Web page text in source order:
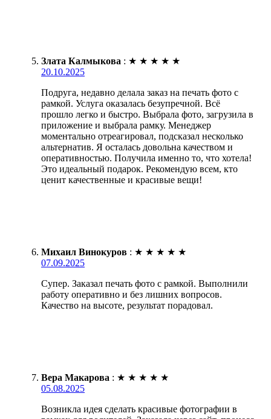
Злата Калмыкова : ★ ★ ★ ★ ★
20.10.2025
Подруга, недавно делала заказ на печать фото с
рамкой. Услуга оказалась безупречной. Всё
прошло легко и быстро. Выбрала фото, загрузила в
приложение и выбрала рамку. Менеджер
моментально отреагировал, подсказал несколько
альтернатив. Я осталась довольна качеством и
оперативностью. Получила именно то, что хотела!
Это идеальный подарок. Рекомендую всем, кто
ценит качественные и красивые вещи!
Михаил Винокуров : ★ ★ ★ ★ ★
07.09.2025
Супер. Заказал печать фото с рамкой. Выполнили
работу оперативно и без лишних вопросов.
Качество на высоте, результат порадовал.
Вера Макарова : ★ ★ ★ ★ ★
05.08.2025
Возникла идея сделать красивые фотографии в